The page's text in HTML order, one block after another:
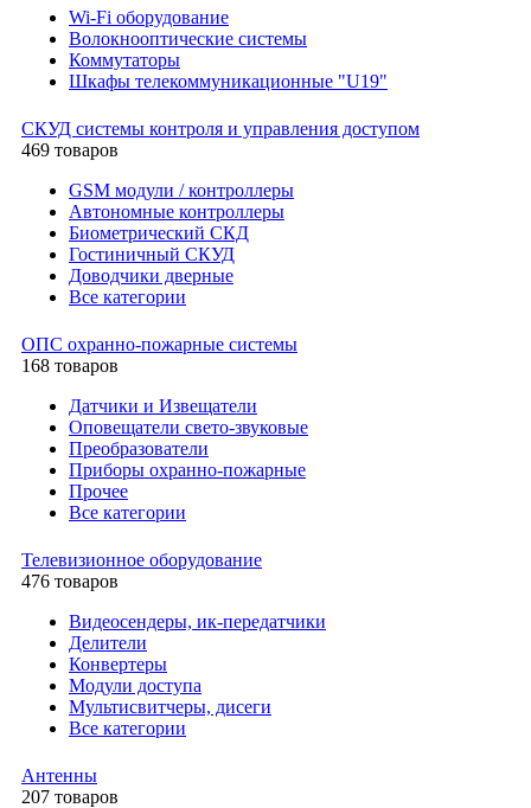
Wi-Fi оборудование
Волокнооптические системы
Коммутаторы
Шкафы телекоммуникационные "U19"
СКУД системы контроля и управления доступом
469 товаров
GSM модули / контроллеры
Автономные контроллеры
Биометрический СКД
Гостиничный СКУД
Доводчики дверные
Все категории
ОПС охранно-пожарные системы
168 товаров
Датчики и Извещатели
Оповещатели свето-звуковые
Преобразователи
Приборы охранно-пожарные
Прочее
Все категории
Телевизионное оборудование
476 товаров
Видеосендеры, ик-передатчики
Делители
Конвертеры
Модули доступа
Мультисвитчеры, дисеги
Все категории
Антенны
207 товаров